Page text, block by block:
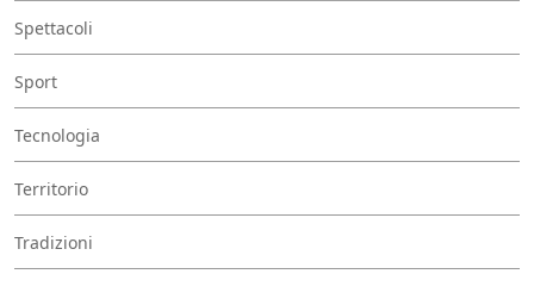
Spettacoli
Sport
Tecnologia
Territorio
Tradizioni